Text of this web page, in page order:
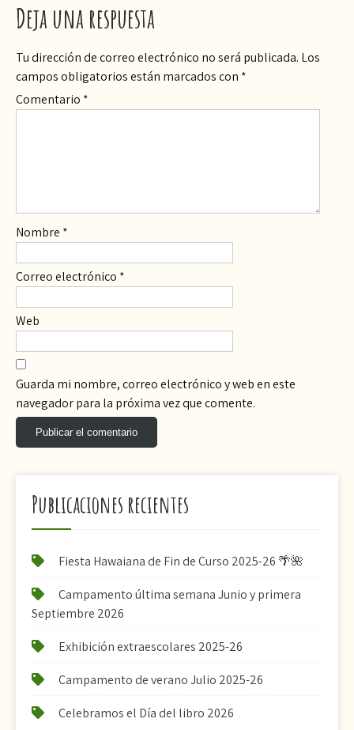
Deja una respuesta
Tu dirección de correo electrónico no será publicada. Los
campos obligatorios están marcados con *
Comentario *
Nombre *
Correo electrónico *
Web
Guarda mi nombre, correo electrónico y web en este
navegador para la próxima vez que comente.
Publicaciones recientes
Fiesta Hawaiana de Fin de Curso 2025-26 🌴🌺
Campamento última semana Junio y primera
Septiembre 2026
Exhibición extraescolares 2025-26
Campamento de verano Julio 2025-26
Celebramos el Día del libro 2026